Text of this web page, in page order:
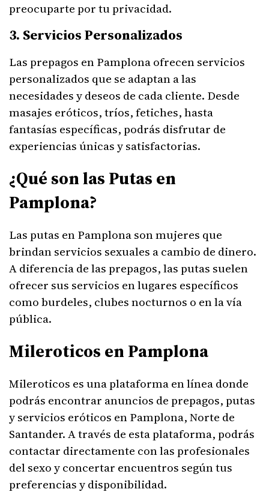
preocuparte por tu privacidad.
3. Servicios Personalizados
Las prepagos en Pamplona ofrecen servicios
personalizados que se adaptan a las
necesidades y deseos de cada cliente. Desde
masajes eróticos, tríos, fetiches, hasta
fantasías específicas, podrás disfrutar de
experiencias únicas y satisfactorias.
¿Qué son las Putas en
Pamplona?
Las putas en Pamplona son mujeres que
brindan servicios sexuales a cambio de dinero.
A diferencia de las prepagos, las putas suelen
ofrecer sus servicios en lugares específicos
como burdeles, clubes nocturnos o en la vía
pública.
Mileroticos en Pamplona
Mileroticos es una plataforma en línea donde
podrás encontrar anuncios de prepagos, putas
y servicios eróticos en Pamplona, Norte de
Santander. A través de esta plataforma, podrás
contactar directamente con las profesionales
del sexo y concertar encuentros según tus
preferencias y disponibilidad.